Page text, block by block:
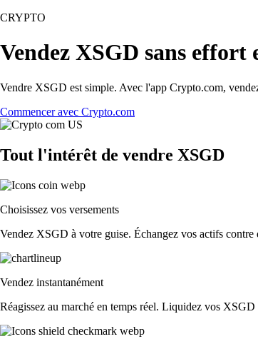
CRYPTO
Vendez XSGD sans effort
Vendre XSGD est simple. Avec l'app Crypto.com,
Commencer avec Crypto.com
Tout l'intérêt de vendre XSGD
Choisissez vos versements
Vendez XSGD à votre guise. Échangez vos actifs contre
Vendez instantanément
Réagissez au marché en temps réel. Liquidez vos